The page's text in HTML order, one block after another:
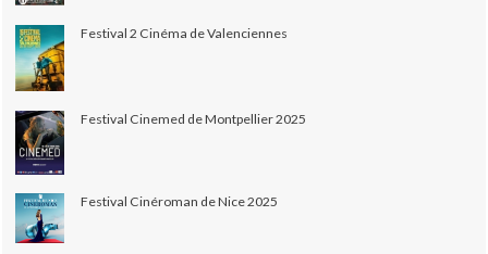
Festival 2 Cinéma de Valenciennes
Festival Cinemed de Montpellier 2025
Festival Cinéroman de Nice 2025